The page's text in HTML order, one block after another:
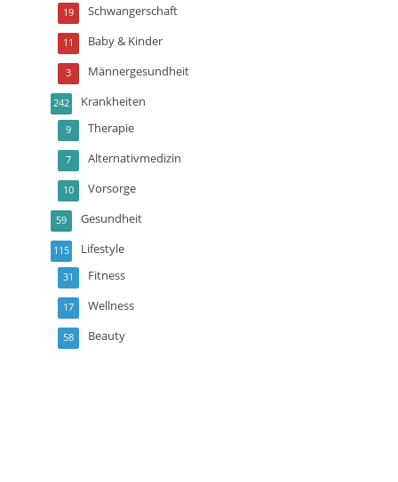
Schwangerschaft
19
Baby & Kinder
11
Männergesundheit
3
Krankheiten
242
Therapie
9
Alternativmedizin
7
Vorsorge
10
Gesundheit
59
Lifestyle
115
Fitness
31
Wellness
17
Beauty
58